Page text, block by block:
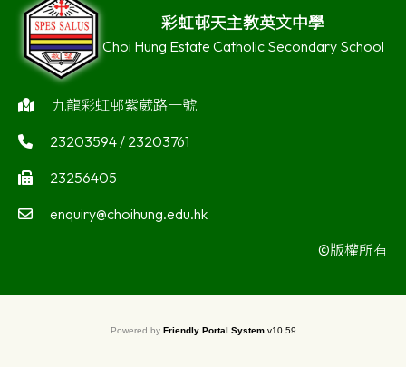
彩虹邨天主教英文中學
Choi Hung Estate Catholic Secondary School
九龍彩虹邨紫葳路一號
23203594 / 23203761
23256405
enquiry@choihung.edu.hk
©版權所有
Powered by Friendly Portal System v10.59